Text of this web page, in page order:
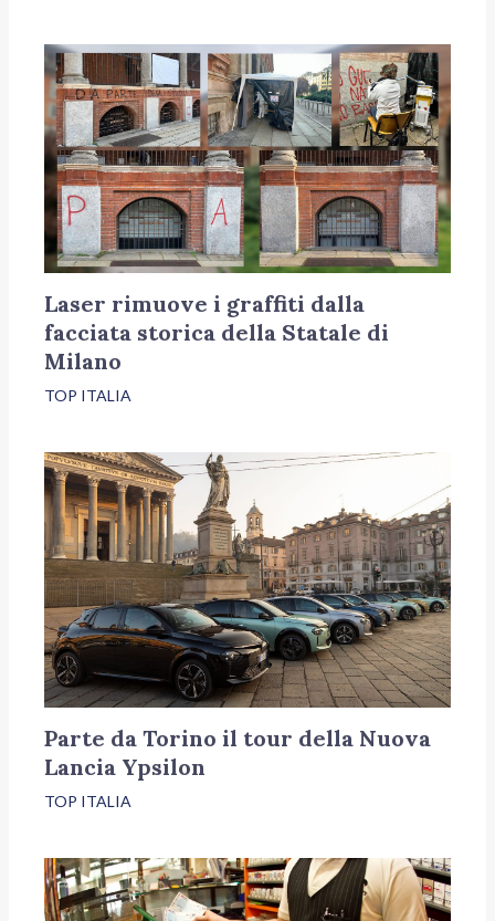
Laser rimuove i graffiti dalla
facciata storica della Statale di
Milano
TOP ITALIA
Parte da Torino il tour della Nuova
Lancia Ypsilon
TOP ITALIA